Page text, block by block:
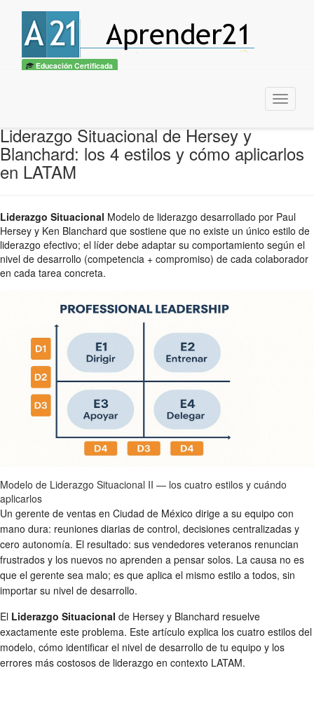
Educación Certificada
Menu
Liderazgo Situacional de Hersey y
Blanchard: los 4 estilos y cómo aplicarlos
en LATAM
Liderazgo Situacional Modelo de liderazgo desarrollado por Paul
Hersey y Ken Blanchard que sostiene que no existe un único estilo de
liderazgo efectivo; el líder debe adaptar su comportamiento según el
nivel de desarrollo (competencia + compromiso) de cada colaborador
en cada tarea concreta.
Modelo de Liderazgo Situacional II — los cuatro estilos y cuándo
aplicarlos
Un gerente de ventas en Ciudad de México dirige a su equipo con
mano dura: reuniones diarias de control, decisiones centralizadas y
cero autonomía. El resultado: sus vendedores veteranos renuncian
frustrados y los nuevos no aprenden a pensar solos. La causa no es
que el gerente sea malo; es que aplica el mismo estilo a todos, sin
importar su nivel de desarrollo.
El Liderazgo Situacional de Hersey y Blanchard resuelve
exactamente este problema. Este artículo explica los cuatro estilos del
modelo, cómo identificar el nivel de desarrollo de tu equipo y los
errores más costosos de liderazgo en contexto LATAM.